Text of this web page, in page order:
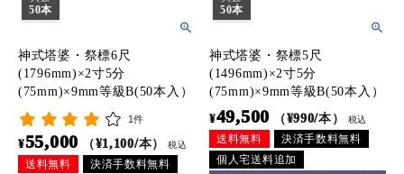
50本
神式塔婆・祭標6尺
(1796mm)×2寸5分
(75mm)×9mm等級B(50本入）
1件
¥55,000 （¥1,100/本） 税込
送料無料
決済手数料無料
50本
神式塔婆・祭標5尺
(1496mm)×2寸5分
(75mm)×9mm等級B(50本入）
¥49,500 （¥990/本） 税込
送料無料
決済手数料無料
個人宅送料追加